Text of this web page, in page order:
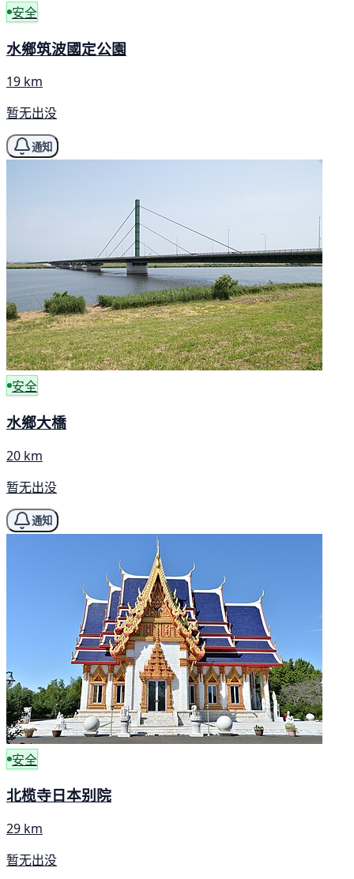
安全
水鄉筑波國定公園
19 km
暂无出没
通知
安全
水鄉大橋
20 km
暂无出没
通知
安全
北榄寺日本别院
29 km
暂无出没